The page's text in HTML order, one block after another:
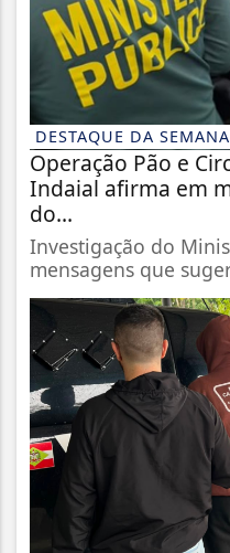
DESTAQUE DA SEMANA
Operação Pão e
Indaial afirma em
do...
Investigação do
mensagens que